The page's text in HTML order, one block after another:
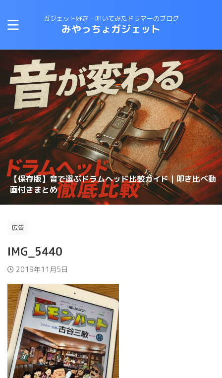
ガジェット好き・叩いてみたドラマーのブログ
みやっちょガジェット
CANOPUSスネアワイヤーの選び方と比較｜カノウプスス
ナッピーを動画で解説
【保存版】音で選ぶドラムヘッド比較ガイド｜叩き比べ動
画付きまとめ
理想のスネアサウンドを手に入れろ！スナッピーの選び方
変拍子のドラム曲に最適なテキスト・教則本はコレしかな
い！
ロックドラマーがジャズドラムに挑戦する方法！おすすめ
の教則本は？？
【スネアチューニング】スネアヘッド交換で音が変わるの
か？？
【スネアチューニング】裏側にこだわる〜スナッピーで音
が変わるのか？実験してみた
【ドラム演奏してみた】ブルースドラムの練習に最適なテ
キストは？？
スネアドラムの選び方 〜ラディック・メタル編〜
恋するフォーチュンクッキーのドラムを叩いてみた 練習
方法
広告
IMG_5440
2019年11月5日